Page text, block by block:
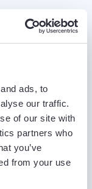
ads, to
our traffic.
of our site with
partners who
you’ve
from your use